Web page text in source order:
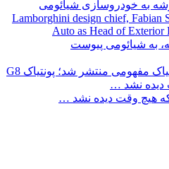
به شیائومی پیوست